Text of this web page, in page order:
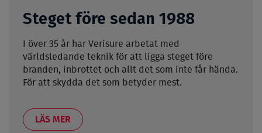
Steget före sedan 1988
I över 35 år har Verisure arbetat med
världsledande teknik för att ligga steget före
branden, inbrottet och allt det som inte får hända.
För att skydda det som betyder mest.
LÄS MER